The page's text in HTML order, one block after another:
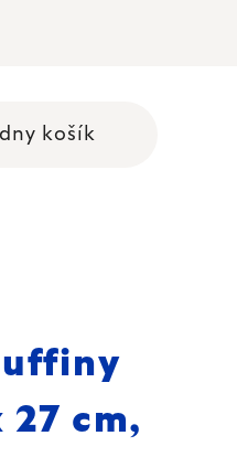
košík
27 cm,